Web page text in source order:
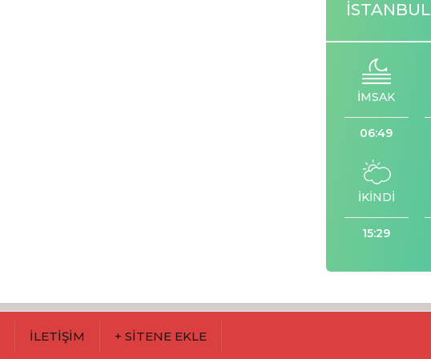
İSTANBUL
İMSAK
06:49
İKİNDİ
15:29
İLETİŞİM + SİTENE EKLE